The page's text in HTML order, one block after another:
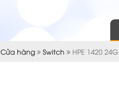
Cửa hàng Switch HPE 1420